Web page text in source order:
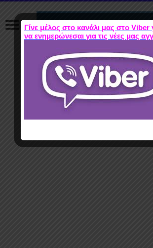
Γίνε μέλος στο κανάλι μας στο Viber
να ενημερώνεσαι για τις νέες μας